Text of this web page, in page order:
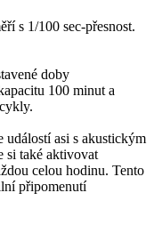
s 1/100 sec-přesnost.
doby
100 minut a
asi s akustickým
si také aktivovat
celou hodinu. Tento
připomenutí